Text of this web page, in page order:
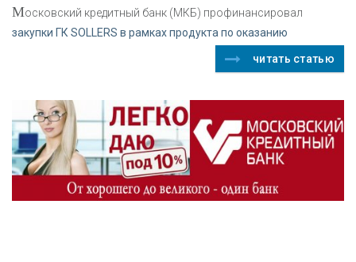
Московский кредитный банк (МКБ) профинансировал
закупки ГК SOLLERS в рамках продукта по оказанию
читать статью